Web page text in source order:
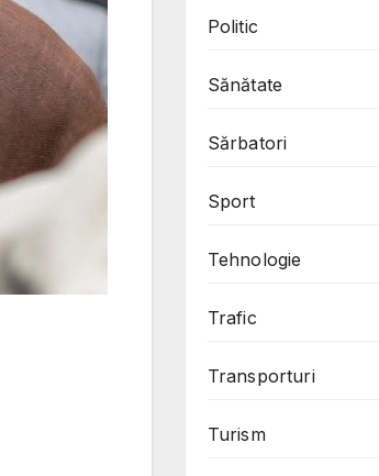
Politic
Sănătate
Sărbatori
Sport
Tehnologie
Trafic
Transporturi
Turism